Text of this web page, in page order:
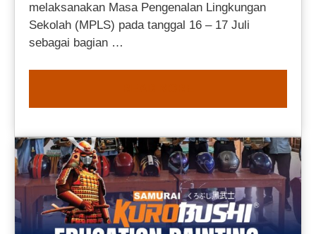
melaksanakan Masa Pengenalan Lingkungan
Sekolah (MPLS) pada tanggal 16 – 17 Juli
sebagai bagian …